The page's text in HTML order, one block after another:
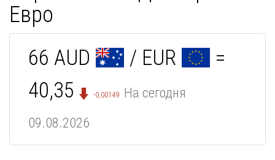
Евро
66 AUD / EUR
=
40,35
-0,00149 На сегодня
09.08.2026